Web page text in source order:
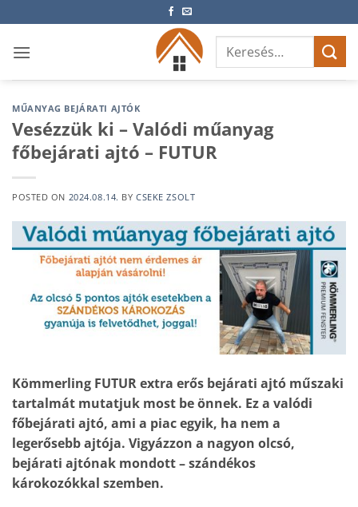
to
content
Keresés
következőre:
MŰANYAG BEJÁRATI AJTÓK
Vesézzük ki – Valódi műanyag
főbejárati ajtó – FUTUR
POSTED ON 2024.08.14. BYCSEKE ZSOLT
Kömmerling FUTUR extra erős bejárati ajtó műszaki
tartalmát mutatjuk most be önnek. Ez a valódi
főbejárati ajtó, ami a piac egyik, ha nem a
legerősebb ajtója. Vigyázzon a nagyon olcsó,
bejárati ajtónak mondott – szándékos
károkozókkal szemben.